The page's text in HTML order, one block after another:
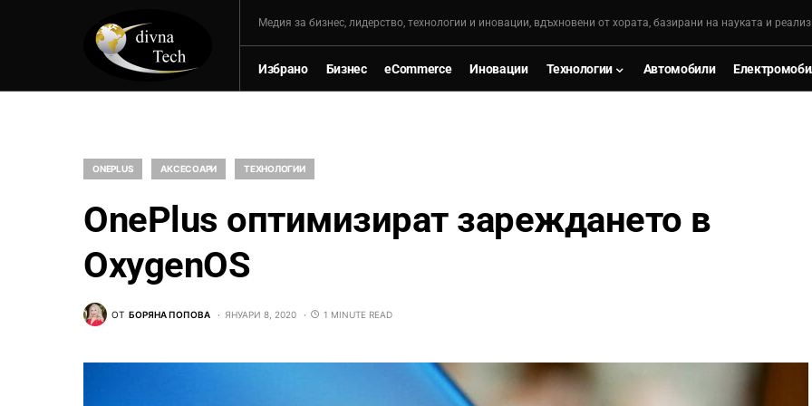
Mедия за бизнес, лидерство, технологии и иновации, вдъхновени от хората, базирани на науката и
Избрано Бизнес eCommerce Иновации Технологии Автомобили
ONEPLUS АКСЕСОАРИ ТЕХНОЛОГИИ
OnePlus оптимизират зареждането в
OxygenOS
ОТ БОРЯНА ПОПОВА ЯНУАРИ 8, 2020 1 MINUTE READ